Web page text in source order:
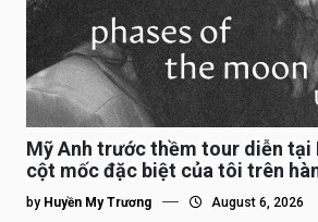
Mỹ Anh trước thềm tour diễn tại
cột mốc đặc biệt của tôi trên
tế”
by Huyền My Trương August 6, 2026